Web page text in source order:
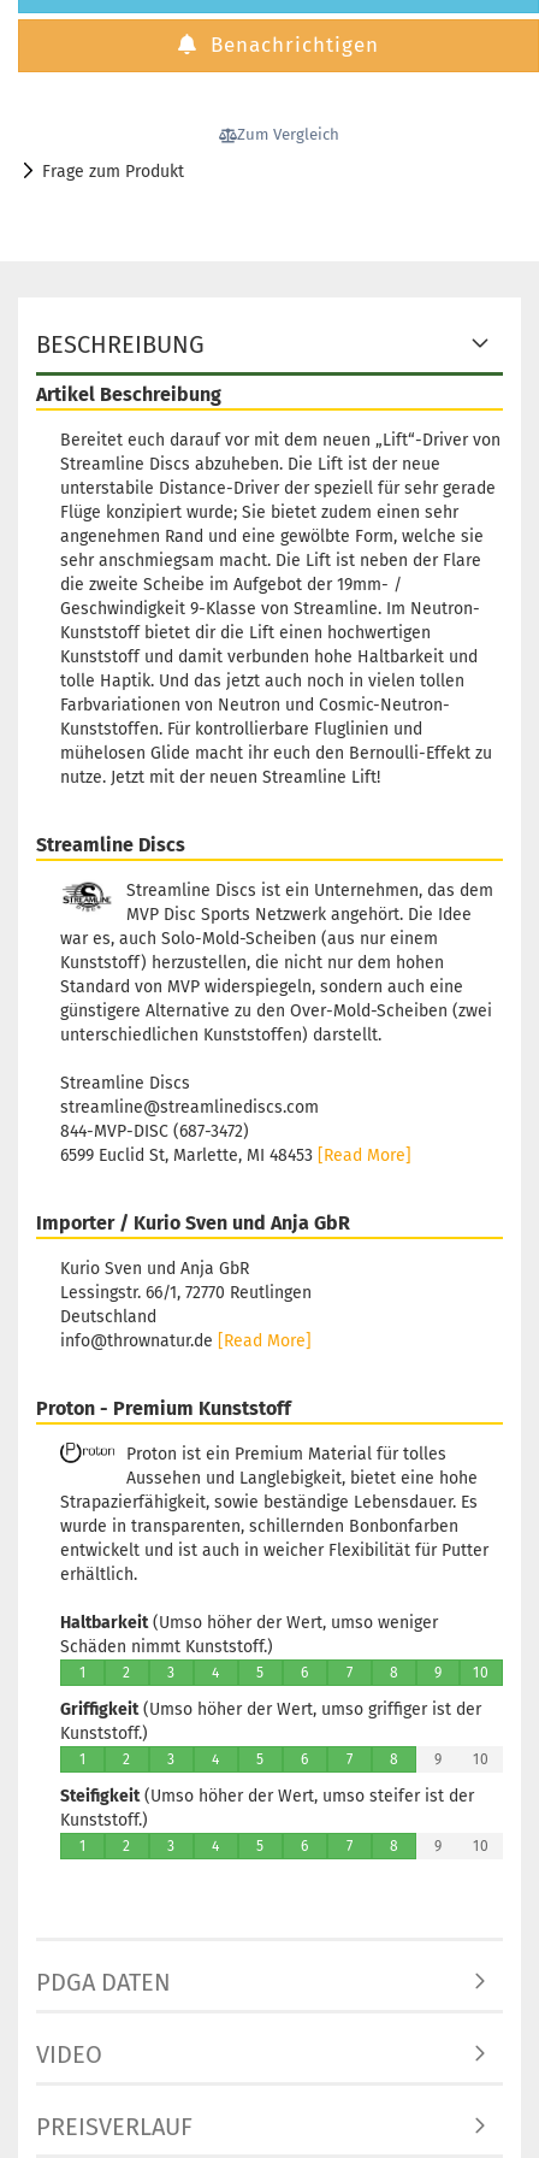
Benachrichtigen
Zum Vergleich
Frage zum Produkt
BESCHREIBUNG
Artikel Beschreibung
Bereitet euch darauf vor mit dem neuen „Lift“-Driver von
Streamline Discs abzuheben. Die Lift ist der neue
unterstabile Distance-Driver der speziell für sehr gerade
Flüge konzipiert wurde; Sie bietet zudem einen sehr
angenehmen Rand und eine gewölbte Form, welche sie
sehr anschmiegsam macht. Die Lift ist neben der Flare
die zweite Scheibe im Aufgebot der 19mm- /
Geschwindigkeit 9-Klasse von Streamline. Im Neutron-
Kunststoff bietet dir die Lift einen hochwertigen
Kunststoff und damit verbunden hohe Haltbarkeit und
tolle Haptik. Und das jetzt auch noch in vielen tollen
Farbvariationen von Neutron und Cosmic-Neutron-
Kunststoffen. Für kontrollierbare Fluglinien und
mühelosen Glide macht ihr euch den Bernoulli-Effekt zu
nutze. Jetzt mit der neuen Streamline Lift!
Streamline Discs
Streamline Discs ist ein Unternehmen, das dem
MVP Disc Sports Netzwerk angehört. Die Idee
war es, auch Solo-Mold-Scheiben (aus nur einem
Kunststoff) herzustellen, die nicht nur dem hohen
Standard von MVP widerspiegeln, sondern auch eine
günstigere Alternative zu den Over-Mold-Scheiben (zwei
unterschiedlichen Kunststoffen) darstellt.
Streamline Discs
streamline@streamlinediscs.com
844-MVP-DISC (687-3472)
6599 Euclid St, Marlette, MI 48453 [Read More]
Importer / Kurio Sven und Anja GbR
Kurio Sven und Anja GbR
Lessingstr. 66/1, 72770 Reutlingen
Deutschland
info@thrownatur.de [Read More]
Proton - Premium Kunststoff
Proton ist ein Premium Material für tolles
Aussehen und Langlebigkeit, bietet eine hohe
Strapazierfähigkeit, sowie beständige Lebensdauer. Es
wurde in transparenten, schillernden Bonbonfarben
entwickelt und ist auch in weicher Flexibilität für Putter
erhältlich.
Haltbarkeit(Umso höher der Wert, umso weniger
Schäden nimmt Kunststoff.)
1 2 3 4 5 6 7 8 9 10
Griffigkeit(Umso höher der Wert, umso griffiger ist der
Kunststoff.)
1 2 3 4 5 6 7 8 9 10
Steifigkeit(Umso höher der Wert, umso steifer ist der
Kunststoff.)
1 2 3 4 5 6 7 8 9 10
PDGA DATEN
VIDEO
PREISVERLAUF